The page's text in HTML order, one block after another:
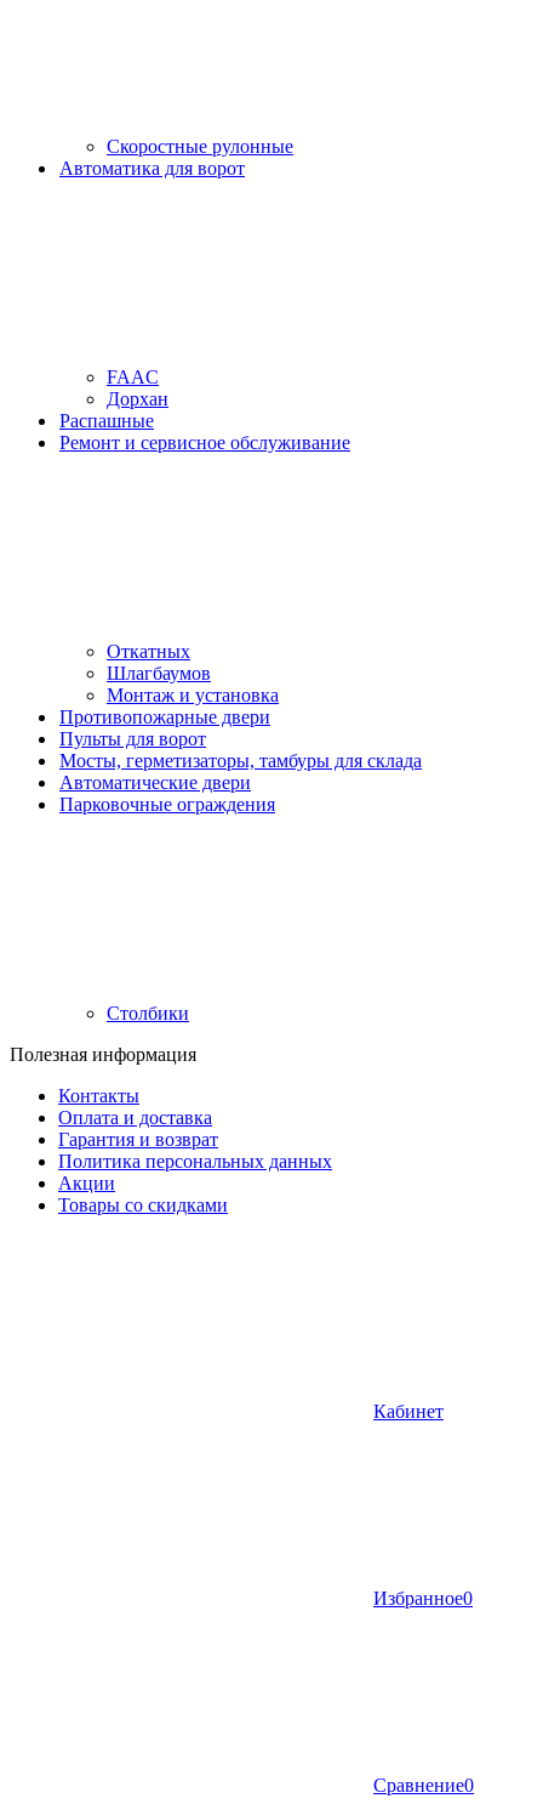
Скоростные рулонные
Автоматика для ворот
FAAC
Дорхан
Распашные
Ремонт и сервисное обслуживание
Откатных
Шлагбаумов
Монтаж и установка
Противопожарные двери
Пульты для ворот
Мосты, герметизаторы, тамбуры для склада
Автоматические двери
Парковочные ограждения
Cтолбики
Полезная информация
Контакты
Оплата и доставка
Гарантия и возврат
Политика персональных данных
Акции
Товары со скидками
Кабинет
Избранное0
Сравнение0